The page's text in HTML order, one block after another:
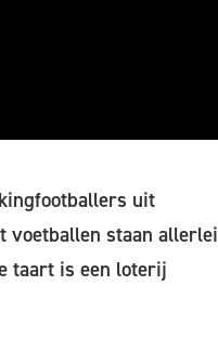
uit
voetballen staan allerlei
taart is een loterij